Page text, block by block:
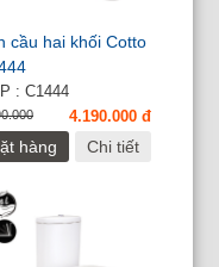
cầu hai khối Cotto
: C1444
4.190.000 đ
hàng Chi tiết